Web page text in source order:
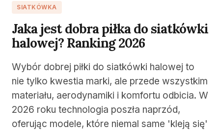
SIATKÓWKA
Jaka jest dobra piłka do siatkówki
halowej? Ranking 2026
Wybór dobrej piłki do siatkówki halowej to
nie tylko kwestia marki, ale przede wszystkim
materiału, aerodynamiki i komfortu odbicia. W
2026 roku technologia poszła naprzód,
oferując modele, które niemal same 'kleją się'